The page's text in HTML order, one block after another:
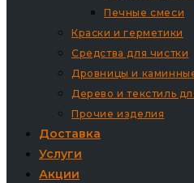
Печные смеси
Краски и герметики
Средства для чистки
Дровницы и
Дерево и текстиль
Прочие изделия
Доставка
Услуги
Акции